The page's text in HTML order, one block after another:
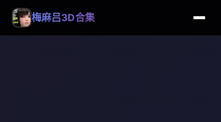
梅麻吕3D合集